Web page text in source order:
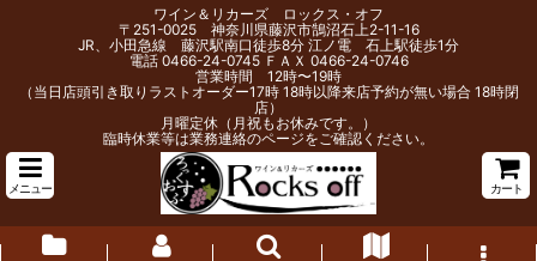
ワイン＆リカーズ ロックス・オフ
〒251-0025 神奈川県藤沢市鵠沼石上2-11-16
JR、小田急線 藤沢駅南口徒歩8分 江ノ電 石上駅徒歩1分
電話 0466-24-0745 ＦＡＸ 0466-24-0746
営業時間 12時〜19時
（当日店頭引き取りラストオーダー17時 18時以降来店予約が無い場合 18時閉
店）
月曜定休（月祝もお休みです。）
臨時休業等は業務連絡のページをご確認ください。
メニュー カート